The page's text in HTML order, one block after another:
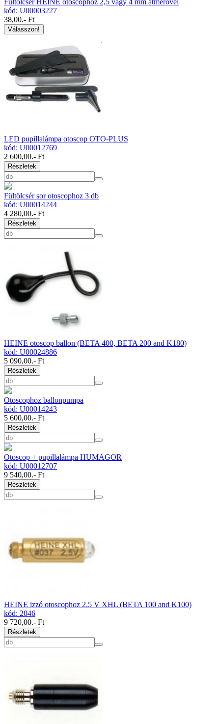
Fültölcsér HEINE otoscophoz 2,5 vagy 4 mm átmérővel
kód: U00003227
38,00.- Ft
Válasszon!
LED pupillalámpa otoscop OTO-PLUS
kód: U00012769
2 600,00.- Ft
Részletek
Fültölcsér sor otoscophoz 3 db
kód: U00014244
4 280,00.- Ft
Részletek
HEINE otoscop ballon (BETA 400, BETA 200 and K180)
kód: U00024886
5 090,00.- Ft
Részletek
Otoscophoz ballonpumpa
kód: U00014243
5 600,00.- Ft
Részletek
Otoscop + pupillalámpa HUMAGOR
kód: U00012707
9 540,00.- Ft
Részletek
HEINE izzó otoscophoz 2.5 V XHL (BETA 100 and K100)
kód: 2046
9 720,00.- Ft
Részletek